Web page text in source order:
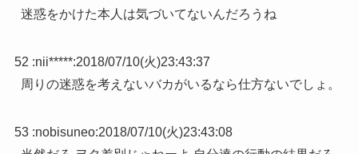
迷惑をかけた本人は気づいてないんだろうね
52 :nii*****:2018/07/10(火)23:43:37
周りの迷惑を考えないバカがいるなら仕方ないでしょ。
53 :nobisuneo:2018/07/10(火)23:43:08